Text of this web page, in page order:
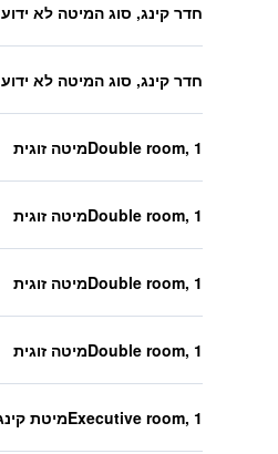
חדר קינג, סוג המיטה לא ידוע
חדר קינג, סוג המיטה לא ידוע
Double room, 1מיטה זוגית
Double room, 1מיטה זוגית
Double room, 1מיטה זוגית
Double room, 1מיטה זוגית
Executive room, 1מיטת קינג